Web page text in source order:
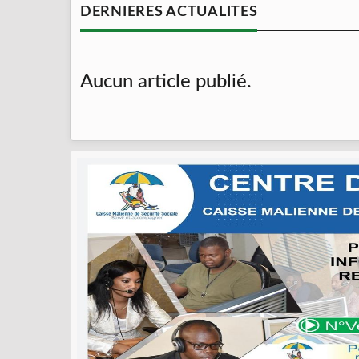
DERNIERES ACTUALITES
Aucun article publié.